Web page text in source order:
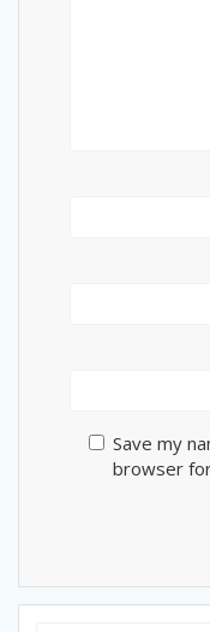
Save my
browser